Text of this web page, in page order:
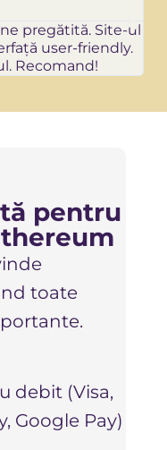
pregătită. Site-ul
user-friendly.
Recomand!
pentru
toate
debit (Visa,
Google Pay)